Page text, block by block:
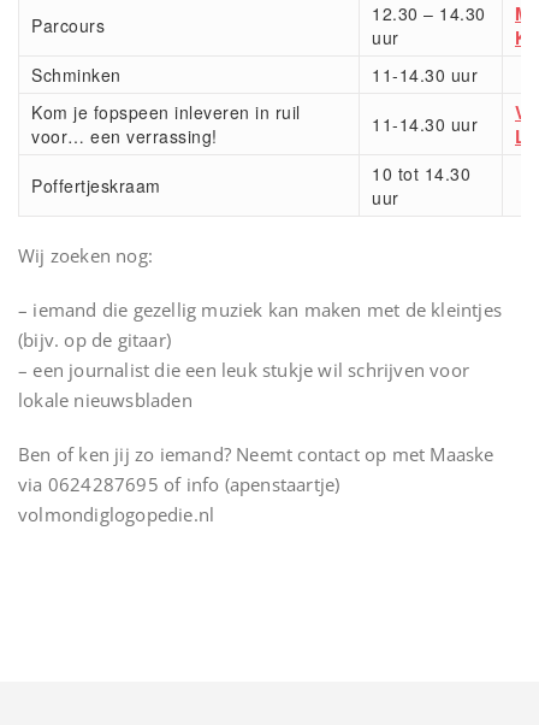
Parcours
12.30 – 14.30
uur
Schminken
11-14.30 uur
Kom je fopspeen inleveren in ruil
voor… een verrassing!
11-14.30 uur
Poffertjeskraam
10 tot 14.30
uur
Wij zoeken nog:
– iemand die gezellig muziek kan maken met de kleintjes
(bijv. op de gitaar)
– een journalist die een leuk stukje wil schrijven voor
lokale nieuwsbladen
Ben of ken jij zo iemand? Neemt contact op met Maaske
via 0624287695 of info (apenstaartje)
volmondiglogopedie.nl